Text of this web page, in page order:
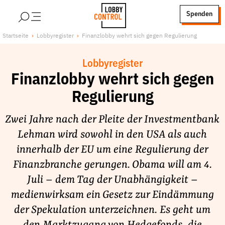
LobbyControl
Spenden
Über uns
Finanzierung
Publikationen und Material
Lobbykritische Stadtführungen
Unsere Schwerpunkte
Lobbykontrolle und Regeln
Lobbyismus und Klima
Macht der Digitalkonzerne
Spenden & Fördern
Startseite Lobbyregister Finanzlobby wehrt sich gegen Regulierung
Lobbyregister
Finanzlobby wehrt sich gegen
Regulierung
Zwei Jahre nach der Pleite der Investmentbank
Lehman wird sowohl in den USA als auch
innerhalb der EU um eine Regulierung der
Finanzbranche gerungen. Obama will am 4.
Juli – dem Tag der Unabhängigkeit –
medienwirksam ein Gesetz zur Eindämmung
der Spekulation unterzeichnen. Es geht um